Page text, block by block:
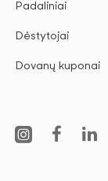
Padaliniai
Dėstytojai
Dovanų kuponai